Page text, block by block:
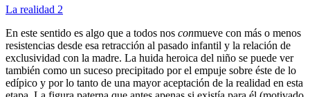
La realidad 2
En este sentido es algo que a todos nos conmueve con más o menos
resistencias desde esa retracción al pasado infantil y la relación de
exclusividad con la madre. La huida heroica del niño se puede ver
también como un suceso precipitado por el empuje sobre éste de lo
edípico y por lo tanto de una mayor aceptación de la realidad en esta